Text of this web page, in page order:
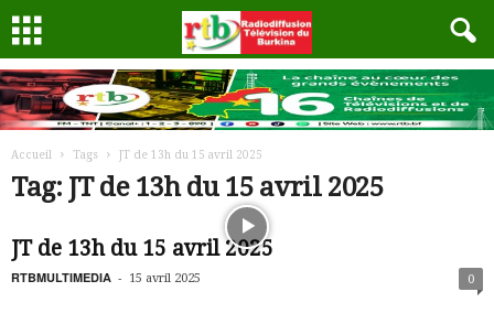
Accueil Tags JT de 13h du 15 avril 2025
Tag: JT de 13h du 15 avril 2025
JT de 13h du 15 avril 2025
RTBMULTIMEDIA - 15 avril 2025 0